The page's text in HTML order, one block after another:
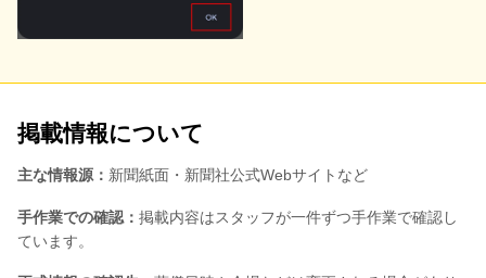
掲載情報について
主な情報源： 新聞紙面・新聞社公式Webサイトなど
手作業での確認： 掲載内容はスタッフが一件ずつ手作業で確認し
ています。